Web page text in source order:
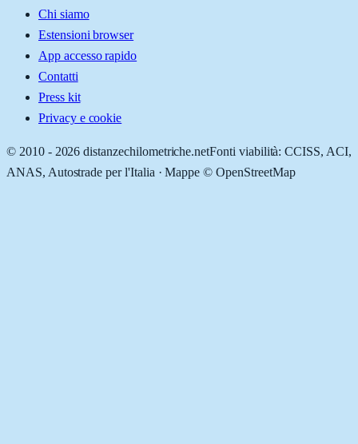
Chi siamo
Estensioni browser
App accesso rapido
Contatti
Press kit
Privacy e cookie
© 2010 - 2026 distanzechilometriche.netFonti viabilità: CCISS, ACI,
ANAS, Autostrade per l'Italia · Mappe © OpenStreetMap